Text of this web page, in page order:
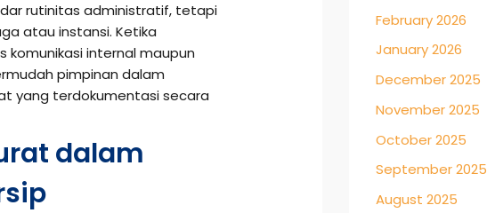
rutinitas administratif, tetapi
atau instansi. Ketika
komunikasi internal maupun
pimpinan dalam
yang terdokumentasi secara
dalam
February 2026
January 2026
December 2025
November 2025
October 2025
September 2025
August 2025